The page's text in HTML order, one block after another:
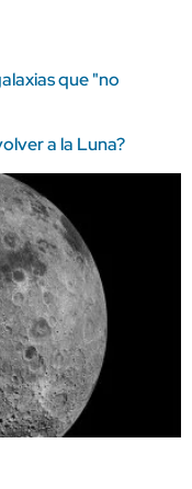
que "no
a la Luna?